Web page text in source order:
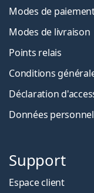
Modes de
Modes de livraison
Points relais
Conditions
Déclaration
Données
Support
Espace client